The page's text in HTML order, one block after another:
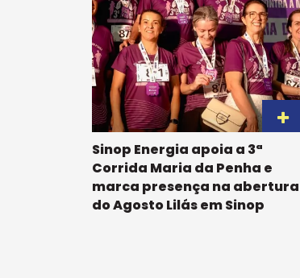
Sinop Energia apoia a 3ª
Corrida Maria da Penha e
marca presença na abertura
do Agosto Lilás em Sinop